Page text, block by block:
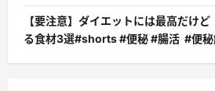
【要注意】ダイエットには最高だけ
る食材3選#shorts #便秘 #腸活 #便秘